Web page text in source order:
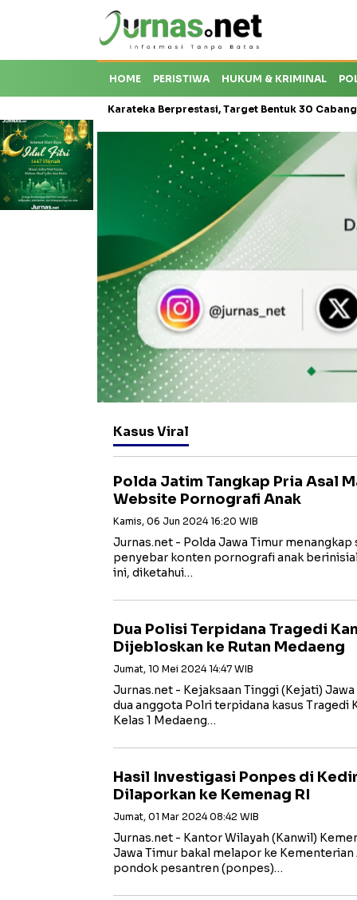
HOME PERISTIWA HUKUM & KRIMINAL
Krisis Karateka Berprestasi, Target Bentuk 30 Cabang dan
Kasus Viral
Polda Jatim Tangkap Pria Asal
Website Pornografi Anak
Kamis, 06 Jun 2024 16:20 WIB
Jurnas.net - Polda Jawa Timur
penyebar konten pornografi anak
ini, diketahui…
Dua Polisi Terpidana Tragedi
Dijebloskan ke Rutan Medaeng
Jumat, 10 Mei 2024 14:47 WIB
Jurnas.net - Kejaksaan Tinggi (Kejati)
dua anggota Polri terpidana kasus Tragedi
Kelas 1 Medaeng…
Hasil Investigasi Ponpes di
Dilaporkan ke Kemenag RI
Jumat, 01 Mar 2024 08:42 WIB
Jurnas.net - Kantor Wilayah (Kanwil)
Jawa Timur bakal melapor ke
pondok pesantren (ponpes)…